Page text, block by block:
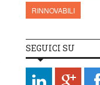
RINNOVABILI
SEGUICI SU